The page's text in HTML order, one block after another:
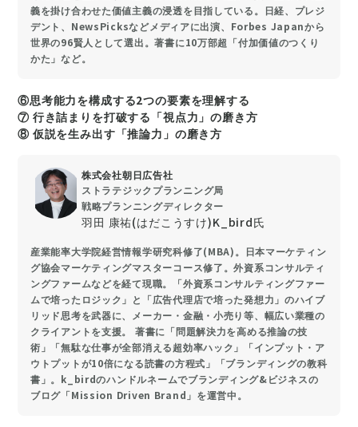
義を掛け合わせた価値主義の浸透を目指している。日経、プレジ
デント、NewsPicksなどメディアに出演、Forbes Japanから
世界の96賢人として選出。著書に10万部超「付加価値のつくり
かた」など。
⑥思考能力を構成する2つの要素を理解する
⑦ 行き詰まりを打破する「視点力」の磨き方
⑧ 仮説を生み出す「推論力」の磨き方
株式会社朝日広告社
ストラテジックプランニング局
戦略プランニングディレクター
羽田 康祐(はだこうすけ)K_bird氏
産業能率大学院経営情報学研究科修了(MBA)。日本マーケティン
グ協会マーケティングマスターコース修了。外資系コンサルティ
ングファームなどを経て現職。「外資系コンサルティングファー
ムで培ったロジック」と「広告代理店で培った発想力」のハイブ
リッド思考を武器に、メーカー・金融・小売り等、幅広い業種の
クライアントを支援。 著書に「問題解決力を高める推論の技
術」「無駄な仕事が全部消える超効率ハック」「インプット・ア
ウトプットが10倍になる読書の方程式」「ブランディングの教科
書」。k_birdのハンドルネームでブランディング&ビジネスの
ブログ「Mission Driven Brand」を運営中。